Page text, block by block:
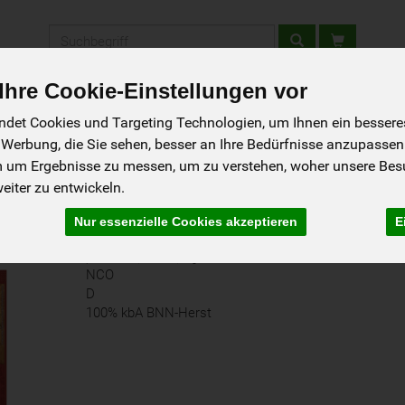
Cookie-Einstellungen vor
Cookies und Targeting Technologien, um Ihnen ein
die Sie sehen, besser an Ihre Bedürfnisse
Ergebnisse zu messen, um zu verstehen, woher unsere
zu entwickeln.
Nur essenzielle Cookies akzeptieren
Potato Fix Rosmarin
NCO
D
100% kbA BNN-Herst